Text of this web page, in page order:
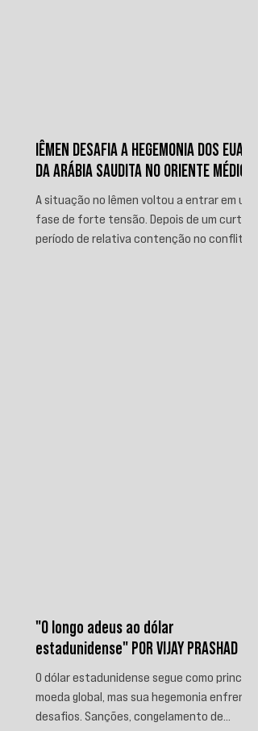
IÊMEN DESAFIA A HEGEMONIA DOS EUA E
DA ARÁBIA SAUDITA NO ORIENTE MÉDIO
A situação no Iêmen voltou a entrar em uma
fase de forte tensão. Depois de um curto
período de relativa contenção no conflito,
"O longo adeus ao dólar
estadunidense" POR VIJAY PRASHAD
O dólar estadunidense segue como principal
moeda global, mas sua hegemonia enfrenta
desafios. Sanções, congelamento de